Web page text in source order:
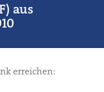
aus
erreichen: